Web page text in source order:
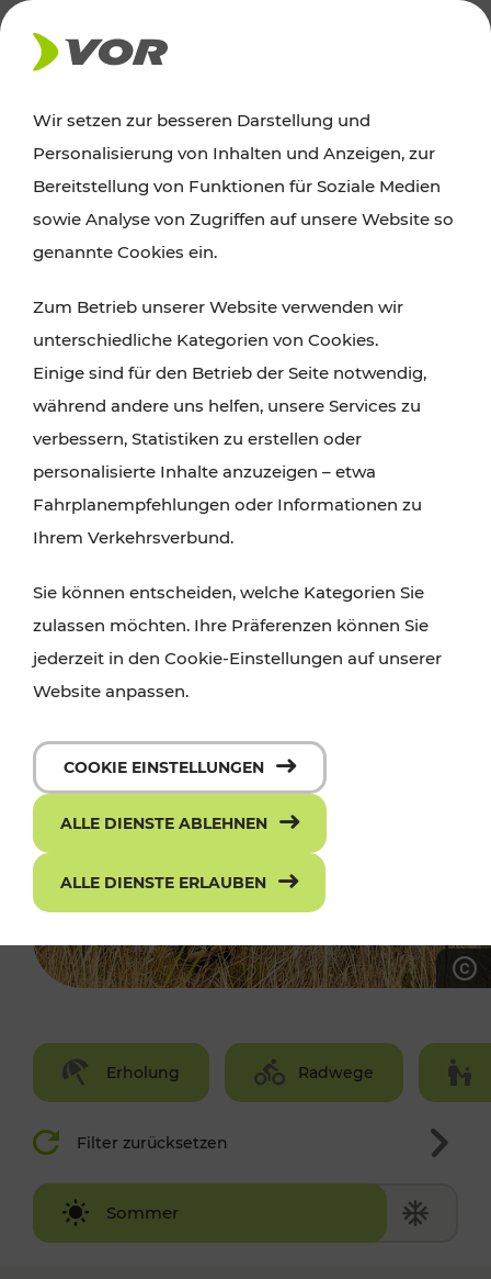
AKTUELLES
Ausflugstipps
Wien, Niederösterreich und das Burgenland
Wanderungen, Kultur und Gastronomie,
Radtouren oder purer Naturgenuss – viele
Attraktionen sind mit den Ticket- und Fahrplan-
Angeboten des VOR gut und schnell erreichbar.
Erholung Radwege
Filter zurücksetzen
Sommer
Winter
Wir setzen zur besseren Darstellung und
Personalisierung von Inhalten und Anzeigen, zur
Bereitstellung von Funktionen für Soziale Medien
sowie Analyse von Zugriffen auf unsere Website so
genannte Cookies ein.
Zum Betrieb unserer Website verwenden wir
unterschiedliche Kategorien von Cookies.
Einige sind für den Betrieb der Seite notwendig,
während andere uns helfen, unsere Services zu
verbessern, Statistiken zu erstellen oder
personalisierte Inhalte anzuzeigen – etwa
Fahrplanempfehlungen oder Informationen zu
Ihrem Verkehrsverbund.
Sie können entscheiden, welche Kategorien Sie
zulassen möchten. Ihre Präferenzen können Sie
jederzeit in den Cookie-Einstellungen auf unserer
Website anpassen.
COOKIE EINSTELLUNGEN
ALLE DIENSTE ABLEHNEN
ALLE DIENSTE ERLAUBEN